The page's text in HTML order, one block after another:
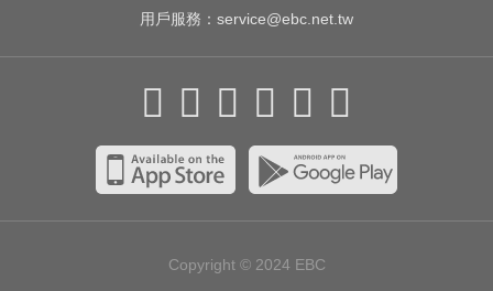
用戶服務： service@ebc.net.tw
Copyright © 2024 EBC